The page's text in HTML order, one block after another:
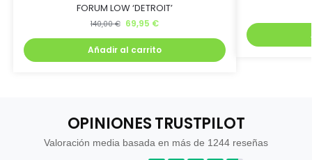
FORUM LOW ‘DETROIT’
140,00€ 69,95 €
Añadir al carrito
OPINIONES TRUSTPILOT
Valoración media basada en más de 1244 reseñas